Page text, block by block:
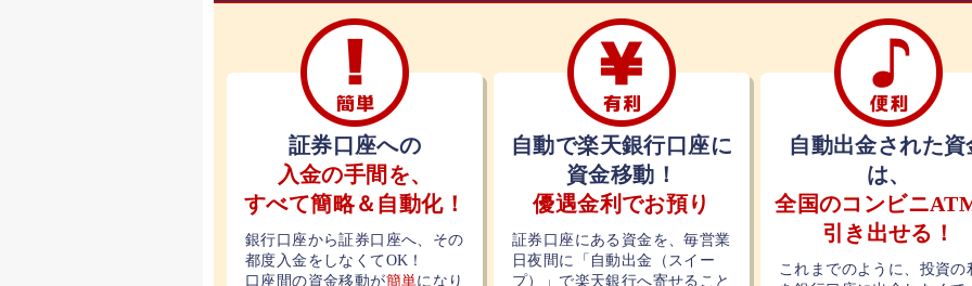
証券口座への
入金の手間を、
すべて簡略＆自動化！
銀行口座から証券口座へ、その
都度入金をしなくてOK！
口座間の資金移動が簡単になり
自動で楽天銀行口座に
資金移動！
優遇金利でお預り
証券口座にある資金を、毎営業
日夜間に「自動出金（スイー
プ）」で楽天銀行へ寄せること
自動出金された資
は、
全国のコンビニ
引き出せる！
これまでのように、投資の